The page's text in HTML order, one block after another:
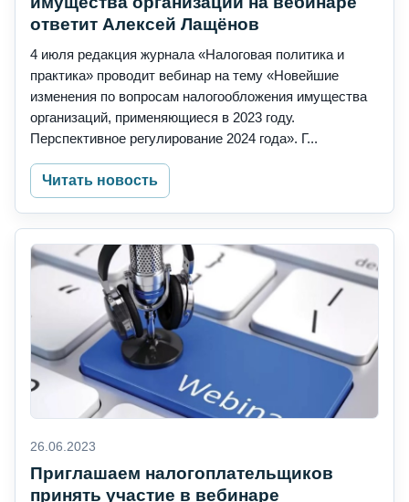
ответит Алексей Лащёнов
4 июля редакция журнала «Налоговая политика и
практика» проводит вебинар на тему «Новейшие
изменения по вопросам налогообложения имущества
организаций, применяющиеся в 2023 году.
Перспективное регулирование 2024 года». Г...
Читать новость
26.06.2023
Приглашаем налогоплательщиков
принять участие в вебинаре